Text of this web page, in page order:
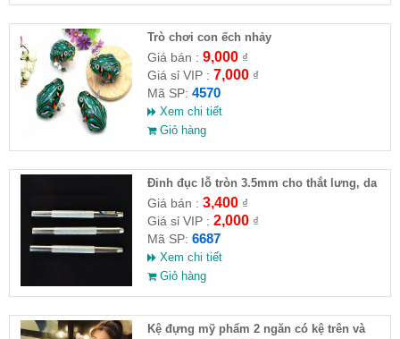
Trò chơi con ếch nhảy
Giá bán : 9,000₫
Giá sỉ VIP : 7,000₫
Mã SP: 4570
Xem chi tiết
Giỏ hàng
Đinh đục lỗ tròn 3.5mm cho thắt lưng, da
thuộc, vải bạt
Giá bán : 3,400₫
Giá sỉ VIP : 2,000₫
Mã SP: 6687
Xem chi tiết
Giỏ hàng
Kệ đựng mỹ phẩm 2 ngăn có kệ trên và